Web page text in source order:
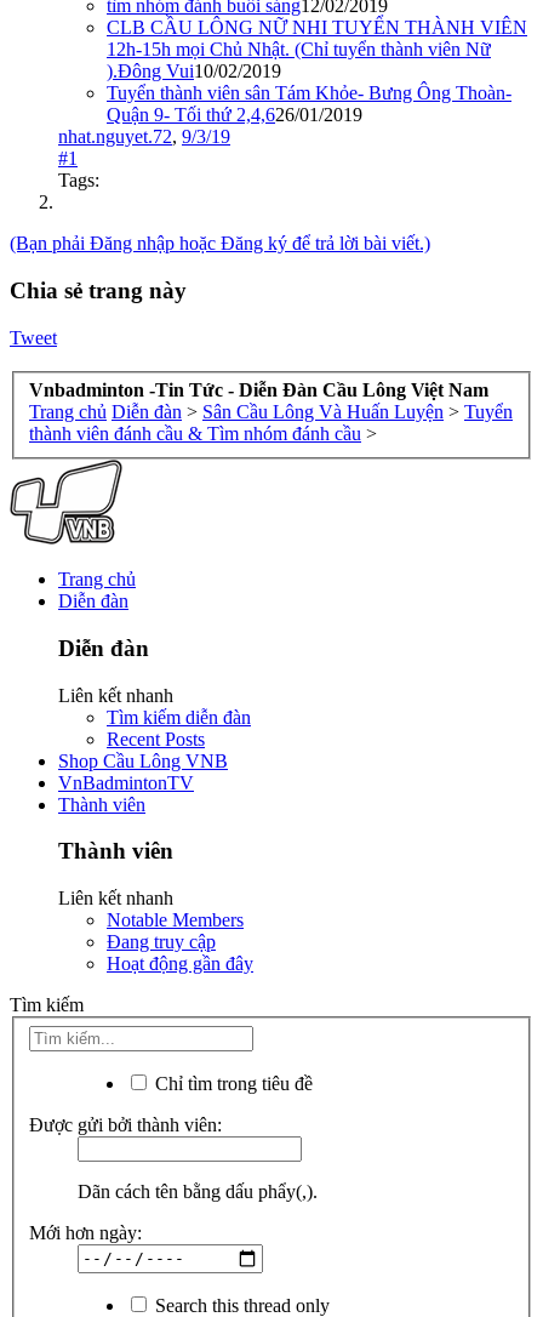
tìm nhóm đánh buổi sáng12/02/2019
CLB CẦU LÔNG NỮ NHI TUYỂN THÀNH VIÊN
12h-15h mọi Chủ Nhật. (Chỉ tuyển thành viên Nữ
).Đông Vui10/02/2019
Tuyển thành viên sân Tám Khỏe- Bưng Ông Thoàn-
Quận 9- Tối thứ 2,4,626/01/2019
nhat.nguyet.72, 9/3/19
#1
Tags:
(Bạn phải Đăng nhập hoặc Đăng ký để trả lời bài viết.)
Chia sẻ trang này
Tweet
Vnbadminton -Tin Tức - Diễn Đàn Cầu Lông Việt Nam
Trang chủ Diễn đàn > Sân Cầu Lông Và Huấn Luyện > Tuyển
thành viên đánh cầu & Tìm nhóm đánh cầu >
Trang chủ
Diễn đàn
Diễn đàn
Liên kết nhanh
Tìm kiếm diễn đàn
Recent Posts
Shop Cầu Lông VNB
VnBadmintonTV
Thành viên
Thành viên
Liên kết nhanh
Notable Members
Đang truy cập
Hoạt động gần đây
Tìm kiếm
Chỉ tìm trong tiêu đề
Được gửi bởi thành viên:
Dãn cách tên bằng dấu phẩy(,).
Mới hơn ngày:
Search this thread only